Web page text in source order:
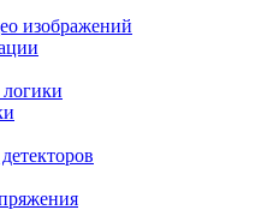
изображений